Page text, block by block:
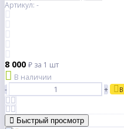
Артикул: -
8 000 ₽ за 1 шт
В наличии
-
+
Быстрый просмотр